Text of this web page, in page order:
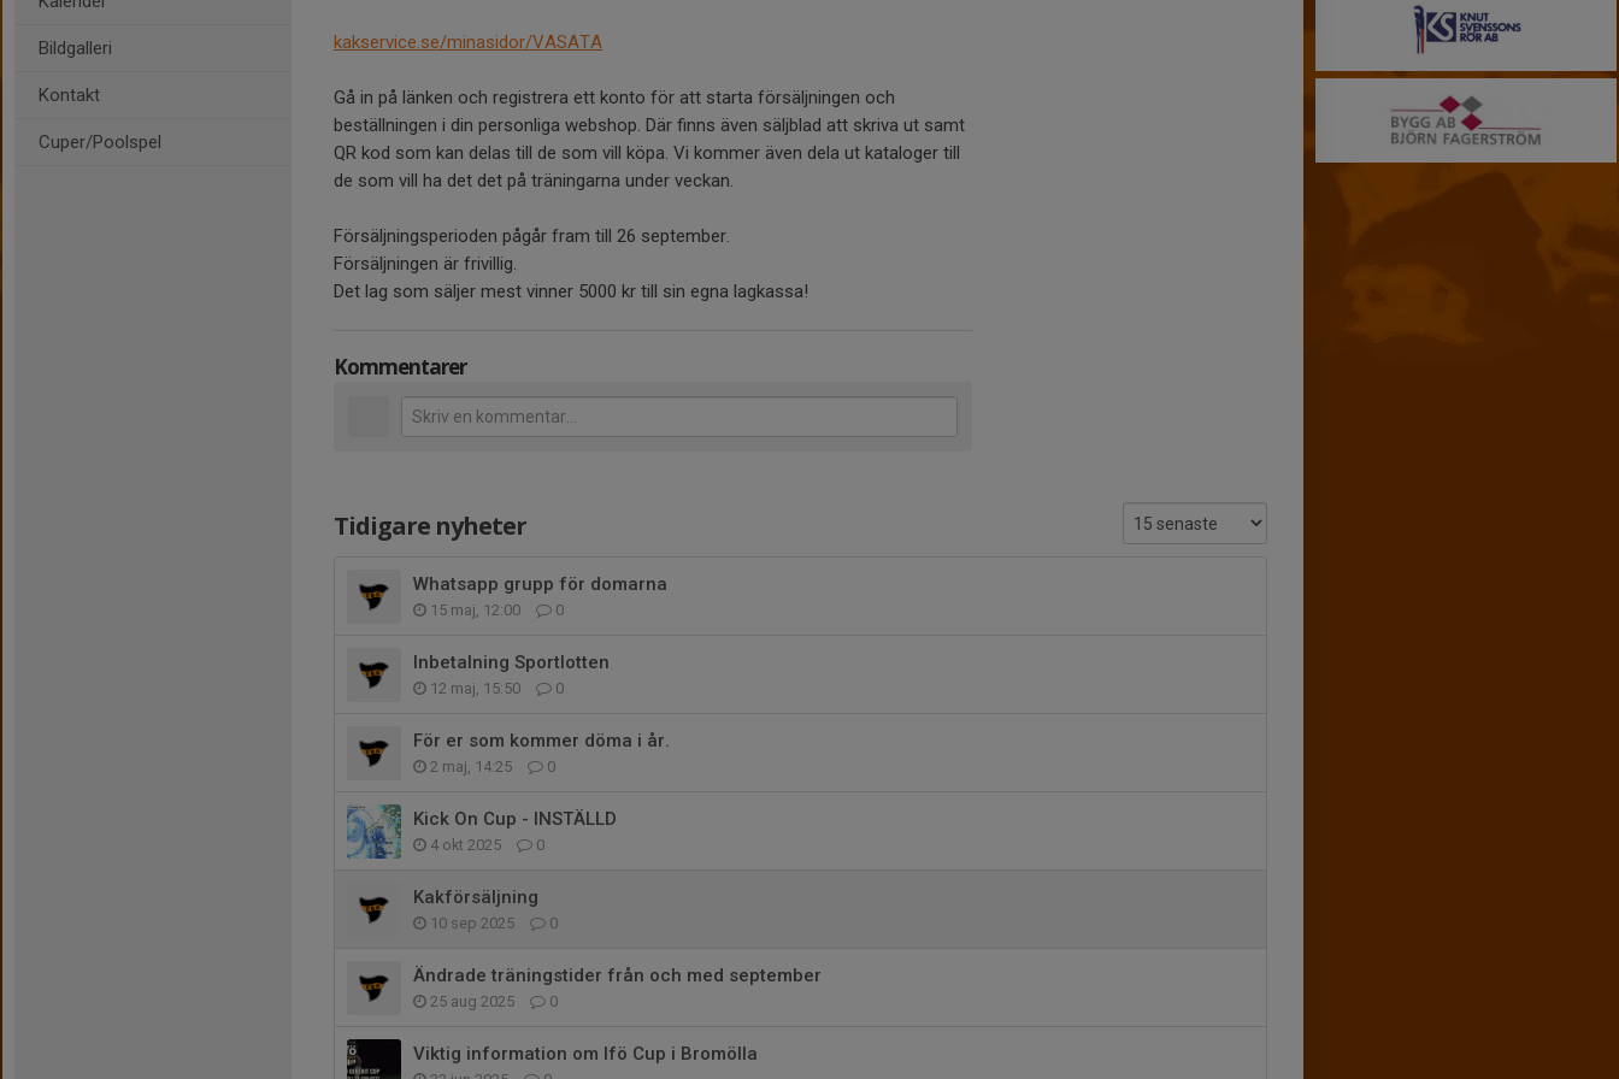
Bildgalleri
Kontakt
Cuper/Poolspel
kakservice.se/minasidor/VASATA
Gå in på länken och registrera ett konto för att starta försäljningen och
beställningen i din personliga webshop. Där finns även säljblad att skriva ut samt
QR kod som kan delas till de som vill köpa. Vi kommer även dela ut kataloger till
de som vill ha det det på träningarna under veckan.
Försäljningsperioden pågår fram till 26 september.
Försäljningen är frivillig.
Det lag som säljer mest vinner 5000 kr till sin egna lagkassa!
Kommentarer
Tidigare nyheter
Whatsapp grupp för domarna
15 maj, 12:00 0
Inbetalning Sportlotten
12 maj, 15:50 0
För er som kommer döma i år.
2 maj, 14:25 0
Kick On Cup - INSTÄLLD
4 okt 2025 0
Kakförsäljning
10 sep 2025 0
Ändrade träningstider från och med september
25 aug 2025 0
Viktig information om Ifö Cup i Bromölla